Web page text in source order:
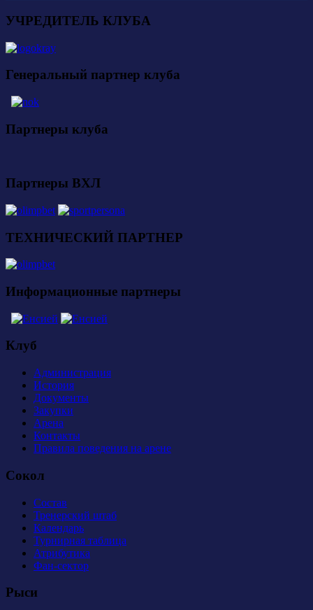
УЧРЕДИТЕЛЬ КЛУБА
Генеральный партнер клуба
Партнеры клуба
Партнеры ВХЛ
ТЕХНИЧЕСКИЙ ПАРТНЕР
Информационные партнеры
Клуб
Администрация
История
Документы
Закупки
Арена
Контакты
Правила поведения на арене
Сокол
Состав
Тренерский штаб
Календарь
Турнирная таблица
Атрибутика
Фан-сектор
Рыси